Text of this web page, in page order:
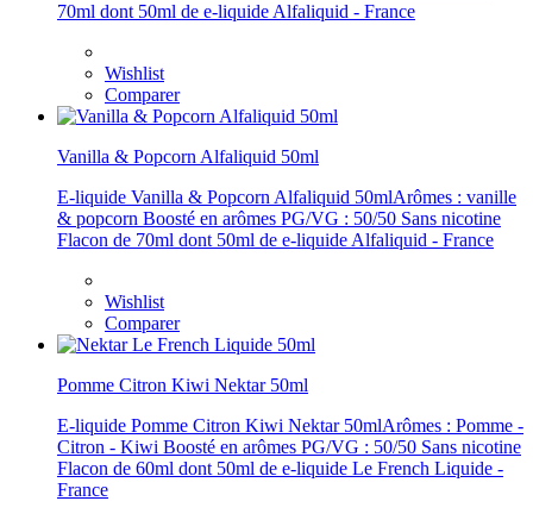
70ml dont 50ml de e-liquide Alfaliquid - France
Wishlist
Comparer
Vanilla & Popcorn Alfaliquid 50ml
E-liquide Vanilla & Popcorn Alfaliquid 50mlArômes : vanille
& popcorn Boosté en arômes PG/VG : 50/50 Sans nicotine
Flacon de 70ml dont 50ml de e-liquide Alfaliquid - France
Wishlist
Comparer
Pomme Citron Kiwi Nektar 50ml
E-liquide Pomme Citron Kiwi Nektar 50mlArômes : Pomme -
Citron - Kiwi Boosté en arômes PG/VG : 50/50 Sans nicotine
Flacon de 60ml dont 50ml de e-liquide Le French Liquide -
France